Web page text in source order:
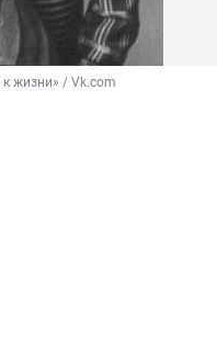
жизни» / Vk.com